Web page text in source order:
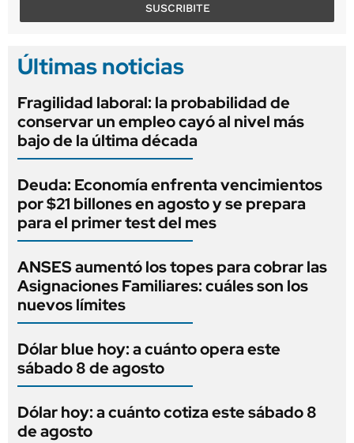
SUSCRIBITE
Últimas noticias
Fragilidad laboral: la probabilidad de
conservar un empleo cayó al nivel más
bajo de la última década
Deuda: Economía enfrenta vencimientos
por $21 billones en agosto y se prepara
para el primer test del mes
ANSES aumentó los topes para cobrar las
Asignaciones Familiares: cuáles son los
nuevos límites
Dólar blue hoy: a cuánto opera este
sábado 8 de agosto
Dólar hoy: a cuánto cotiza este sábado 8
de agosto